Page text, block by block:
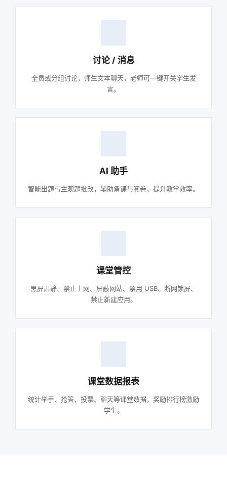
讨论 / 消息
全员或分组讨论，师生文本聊天，老师可一键开关学生发
言。
AI 助手
智能出题与主观题批改，辅助备课与阅卷，提升教学效率。
课堂管控
黑屏肃静、禁止上网、屏蔽网站、禁用 USB、断网锁屏、
禁止新建应用。
课堂数据报表
统计举手、抢答、投票、聊天等课堂数据，奖励排行榜激励
学生。